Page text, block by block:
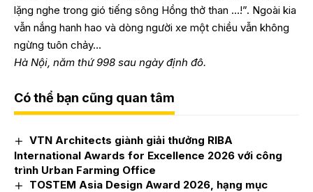
lặng nghe trong gió tiếng sông Hồng thở than …!”. Ngoài kia
vẫn nắng hanh hao và dòng người xe một chiều vẫn không
ngừng tuôn chảy…
Hà Nội, năm thứ 998 sau ngày định đô.
Có thể bạn cũng quan tâm
VTN Architects giành giải thưởng RIBA
International Awards for Excellence 2026 với công
trình Urban Farming Office
TOSTEM Asia Design Award 2026, hạng mục